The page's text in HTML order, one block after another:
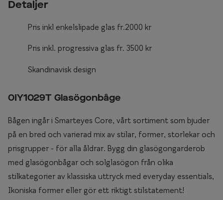
Detaljer
Pris inkl enkelslipade glas fr.2000 kr
Pris inkl. progressiva glas fr. 3500 kr
Skandinavisk design
0IY1029T Glasögonbåge
Bågen ingår i Smarteyes Core, vårt sortiment som bjuder
på en bred och varierad mix av stilar, former, storlekar och
prisgrupper - för alla åldrar. Bygg din glasögongarderob
med glasögonbågar och solglasögon från olika
stilkategorier av klassiska uttryck med everyday essentials,
Ikoniska former eller gör ett riktigt stilstatement!